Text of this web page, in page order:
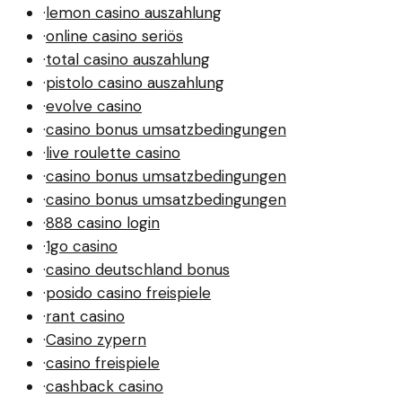
·lemon casino auszahlung
·online casino seriös
·total casino auszahlung
·pistolo casino auszahlung
·evolve casino
·casino bonus umsatzbedingungen
·live roulette casino
·casino bonus umsatzbedingungen
·casino bonus umsatzbedingungen
·888 casino login
·1go casino
·casino deutschland bonus
·posido casino freispiele
·rant casino
·Casino zypern
·casino freispiele
·cashback casino